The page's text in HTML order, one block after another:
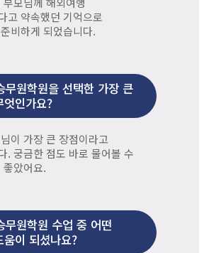
고 약속했던 기억으로
비하게 되었습니다.
무원학원을 선택한 가장 큰
엇인가요?
이 가장 큰 장점이라고
. 궁금한 점도 바로 물어볼 수
좋았어요.
무원학원 수업 중 어떤
움이 되셨나요?